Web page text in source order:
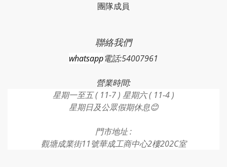
團隊成員
聯絡我們
whatsapp電話:54007961
營業時間:
星期一至五 ( 11-7 ) 星期六 ( 11-4 )
星期日及公眾假期休息😊
門市地址 :
觀塘成業街11號華成工商中心2樓202C室